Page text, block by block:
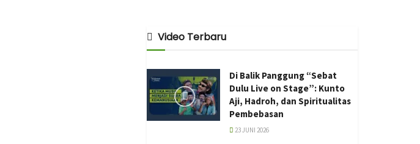
Video Terbaru
Di Balik Panggung “Sebat
Dulu Live on Stage”: Kunto
Aji, Hadroh, dan Spiritualitas
Pembebasan
23 JUNI 2026